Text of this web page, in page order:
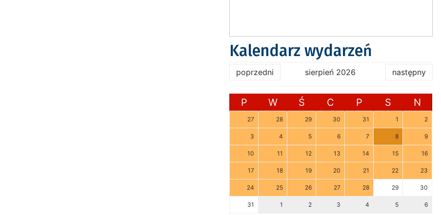
Kalendarz wydarzeń
poprzedni sierpień 2026 następny
P W Ś C P S N
27 28 29 30 31 1 2
3 4 5 6 7 8 9
10 11 12 13 14 15 16
17 18 19 20 21 22 23
24 25 26 27 28 29 30
31 1 2 3 4 5 6